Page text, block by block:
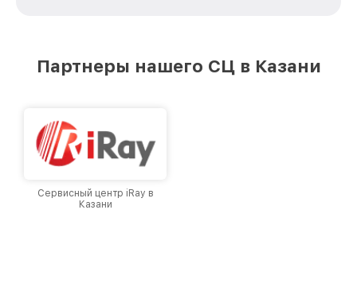
лучшим сервисным центром Infratech в
Партнеры нашего СЦ в Казани
Сервисный центр iRay в
Казани